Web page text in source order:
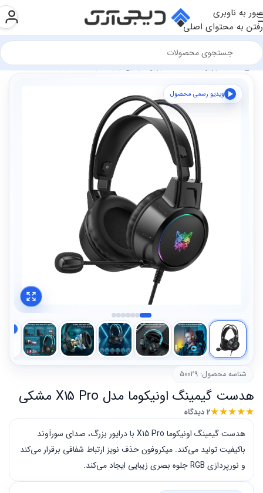
عبور به ناوبری
رفتن به محتوای اصلی
فروشگاه تجهیزات گیمینگ تجهیزات جانبی گیمینگ هدست گیمینگ
ویدیو رسمی محصول
شناسه محصول: 50029
هدست گیمینگ اونیکوما مدل X15 Pro مشکی
★★★★★ 2 دیدگاه
هدست گیمینگ اونیکوما X15 Pro با درایور بزرگ، صدای سورآوند
باکیفیت تولید می‌کند. میکروفون حذف نویز ارتباط شفافی برقرار می‌کند
و نورپردازی RGB جلوه بصری زیبایی ایجاد می‌کند.